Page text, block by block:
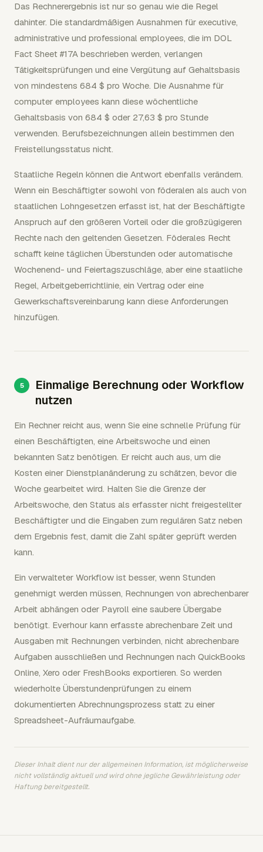
Das Rechnerergebnis ist nur so genau wie die Regel
dahinter. Die standardmäßigen Ausnahmen für executive,
administrative und professional employees, die im DOL
Fact Sheet #17A beschrieben werden, verlangen
Tätigkeitsprüfungen und eine Vergütung auf Gehaltsbasis
von mindestens 684 $ pro Woche. Die Ausnahme für
computer employees kann diese wöchentliche
Gehaltsbasis von 684 $ oder 27,63 $ pro Stunde
verwenden. Berufsbezeichnungen allein bestimmen den
Freistellungsstatus nicht.
Staatliche Regeln können die Antwort ebenfalls verändern.
Wenn ein Beschäftigter sowohl von föderalen als auch von
staatlichen Lohngesetzen erfasst ist, hat der Beschäftigte
Anspruch auf den größeren Vorteil oder die großzügigeren
Rechte nach den geltenden Gesetzen. Föderales Recht
schafft keine täglichen Überstunden oder automatische
Wochenend- und Feiertagszuschläge, aber eine staatliche
Regel, Arbeitgeberrichtlinie, ein Vertrag oder eine
Gewerkschaftsvereinbarung kann diese Anforderungen
hinzufügen.
Einmalige Berechnung oder Workflow
nutzen
Ein Rechner reicht aus, wenn Sie eine schnelle Prüfung für
einen Beschäftigten, eine Arbeitswoche und einen
bekannten Satz benötigen. Er reicht auch aus, um die
Kosten einer Dienstplanänderung zu schätzen, bevor die
Woche gearbeitet wird. Halten Sie die Grenze der
Arbeitswoche, den Status als erfasster nicht freigestellter
Beschäftigter und die Eingaben zum regulären Satz neben
dem Ergebnis fest, damit die Zahl später geprüft werden
kann.
Ein verwalteter Workflow ist besser, wenn Stunden
genehmigt werden müssen, Rechnungen von abrechenbarer
Arbeit abhängen oder Payroll eine saubere Übergabe
benötigt. Everhour kann erfasste abrechenbare Zeit und
Ausgaben mit Rechnungen verbinden, nicht abrechenbare
Aufgaben ausschließen und Rechnungen nach QuickBooks
Online, Xero oder FreshBooks exportieren. So werden
wiederholte Überstundenprüfungen zu einem
dokumentierten Abrechnungsprozess statt zu einer
Spreadsheet-Aufräumaufgabe.
Dieser Inhalt dient nur der allgemeinen Information, ist möglicherweise
nicht vollständig aktuell und wird ohne jegliche Gewährleistung oder
Haftung bereitgestellt.